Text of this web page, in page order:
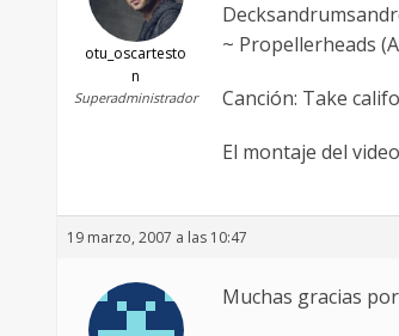
otu_oscartesto
n
Superadministrador
~ Propellerheads
Canción: Take
El montaje del
19 marzo, 2007 a las 10:47
Muchas gracias